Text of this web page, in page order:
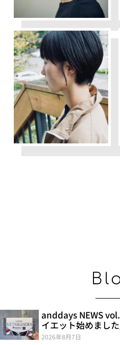
anddays NEWS
イエット始めました
2026年8月7日